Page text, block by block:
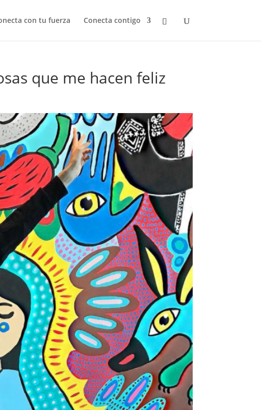
con tu fuerza Conecta contigo
que me hacen feliz